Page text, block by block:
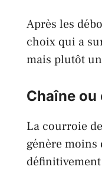
Après les
choix qui a
mais plutôt
Chaîne
La courroie
génère